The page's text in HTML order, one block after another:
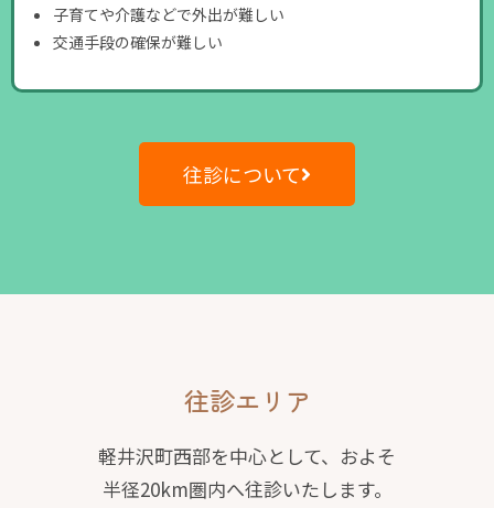
子育てや介護などで外出が難しい
交通手段の確保が難しい
往診について
往診エリア
軽井沢町西部を中心として、およそ
半径20km圏内へ往診いたします。